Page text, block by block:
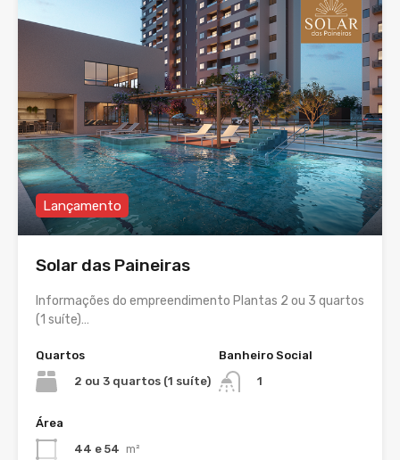
Lançamento
Solar das Paineiras
Informações do empreendimento Plantas 2 ou 3 quartos
(1 suíte)…
Quartos
2 ou 3 quartos (1 suíte)
Banheiro Social
1
Área
44 e 54 m²